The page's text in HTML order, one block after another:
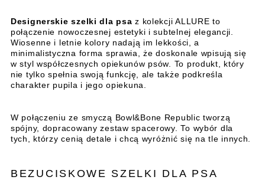
Designerskie szelki dla psa z kolekcji ALLURE to
połączenie nowoczesnej estetyki i subtelnej elegancji.
Wiosenne i letnie kolory nadają im lekkości, a
minimalistyczna forma sprawia, że doskonale wpisują się
w styl współczesnych opiekunów psów. To produkt, który
nie tylko spełnia swoją funkcję, ale także podkreśla
charakter pupila i jego opiekuna.
W połączeniu ze smyczą Bowl&Bone Republic tworzą
spójny, dopracowany zestaw spacerowy. To wybór dla
tych, którzy cenią detale i chcą wyróżnić się na tle innych.
BEZUCISKOWE SZELKI DLA PSA